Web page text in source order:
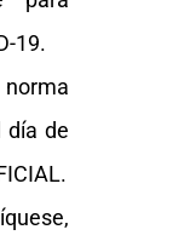
19.
día de